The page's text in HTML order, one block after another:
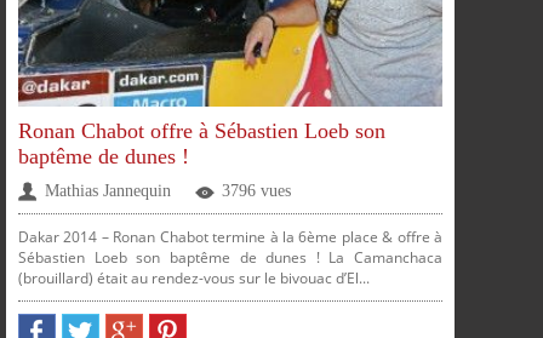
Ronan Chabot offre à Sébastien Loeb son
baptême de dunes !
Mathias Jannequin 3796 vues
Dakar 2014 – Ronan Chabot termine à la 6ème place & offre à
Sébastien Loeb son baptême de dunes ! La Camanchaca
(brouillard) était au rendez-vous sur le bivouac d’El...